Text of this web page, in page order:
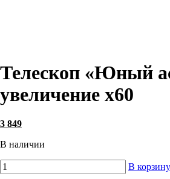
Телескоп «Юный
увеличение х60
3 849
В наличии
В корзину